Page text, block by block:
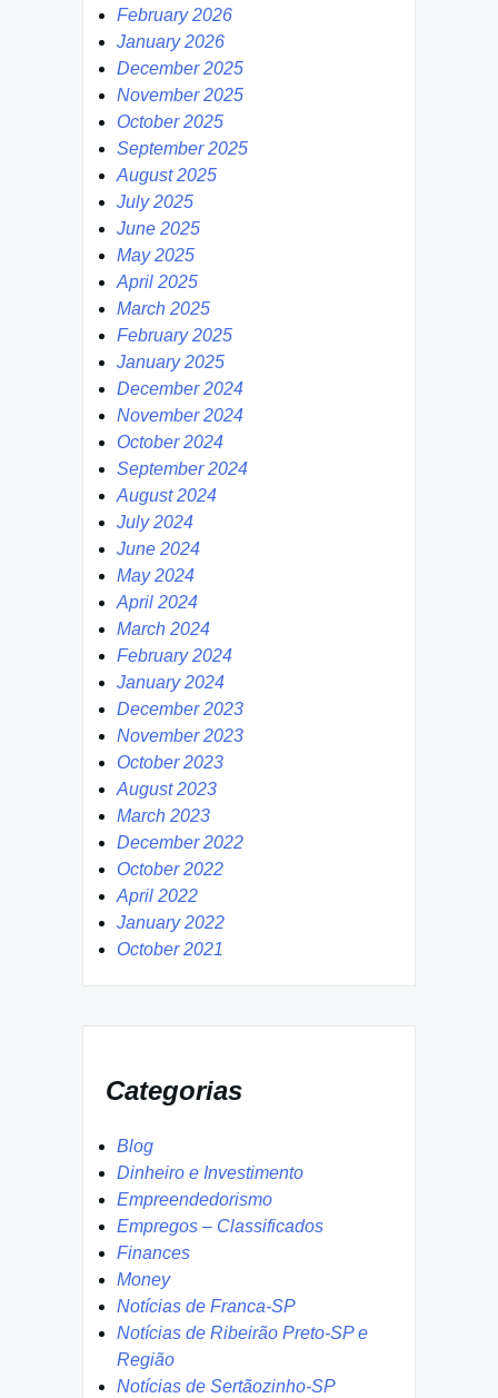
February 2026
January 2026
December 2025
November 2025
October 2025
September 2025
August 2025
July 2025
June 2025
May 2025
April 2025
March 2025
February 2025
January 2025
December 2024
November 2024
October 2024
September 2024
August 2024
July 2024
June 2024
May 2024
April 2024
March 2024
February 2024
January 2024
December 2023
November 2023
October 2023
August 2023
March 2023
December 2022
October 2022
April 2022
January 2022
October 2021
Categorias
Blog
Dinheiro e Investimento
Empreendedorismo
Empregos – Classificados
Finances
Money
Notícias de Franca-SP
Notícias de Ribeirão Preto-SP e
Região
Notícias de Sertãozinho-SP